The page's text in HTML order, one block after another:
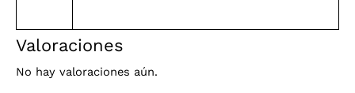
Valoraciones
No hay valoraciones aún.